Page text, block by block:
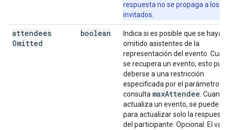
respuesta no se propaga a los
invitados.
attendees
Omitted
boolean
Indica si es posible que se hayan
omitido asistentes de la
representación del evento.
se recupera un evento, esto
deberse a una restricción
especificada por el parámetro
consulta maxAttendee .
actualiza un evento, se puede
para actualizar solo la respuesta
del participante. Opcional. El